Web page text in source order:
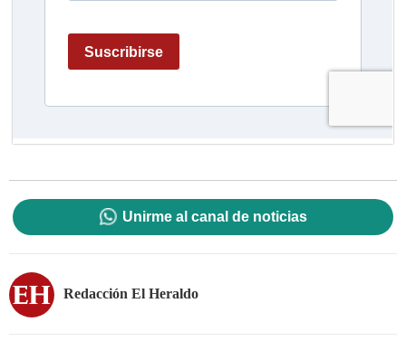
Unirme al canal de noticias
Redacción El Heraldo